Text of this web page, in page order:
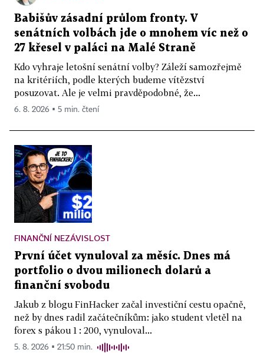
Babišův zásadní průlom fronty. V
senátních volbách jde o mnohem víc než o
27 křesel v paláci na Malé Straně
Kdo vyhraje letošní senátní volby? Záleží samozřejmě
na kritériích, podle kterých budeme vítězství
posuzovat. Ale je velmi pravděpodobné, že...
6. 8. 2026 ▪ 5 min. čtení
FINANČNÍ NEZÁVISLOST
První účet vynuloval za měsíc. Dnes má
portfolio o dvou milionech dolarů a
finanční svobodu
Jakub z blogu FinHacker začal investiční cestu opačně,
než by dnes radil začátečníkům: jako student vletěl na
forex s pákou 1 : 200, vynuloval...
5. 8. 2026 ▪ 21:50 min.